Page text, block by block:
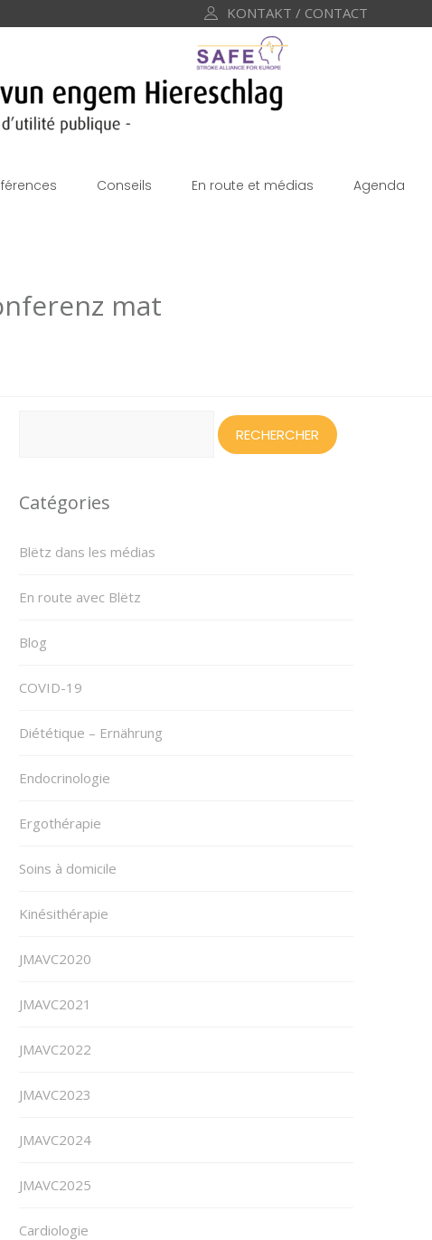
KONTAKT / CONTACT
Conseils En route et médias Agenda
mat
Catégories
Blëtz dans les médias
En route avec Blëtz
Blog
COVID-19
Diététique – Ernährung
Endocrinologie
Ergothérapie
Soins à domicile
Kinésithérapie
JMAVC2020
JMAVC2021
JMAVC2022
JMAVC2023
JMAVC2024
JMAVC2025
Cardiologie